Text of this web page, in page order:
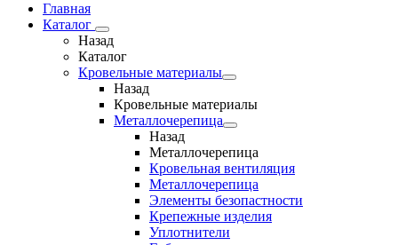
Главная
Каталог
Назад
Каталог
Кровельные материалы
Назад
Кровельные материалы
Металлочерепица
Назад
Металлочерепица
Кровельная вентиляция
Металлочерепица
Элементы безопастности
Крепежные изделия
Уплотнители